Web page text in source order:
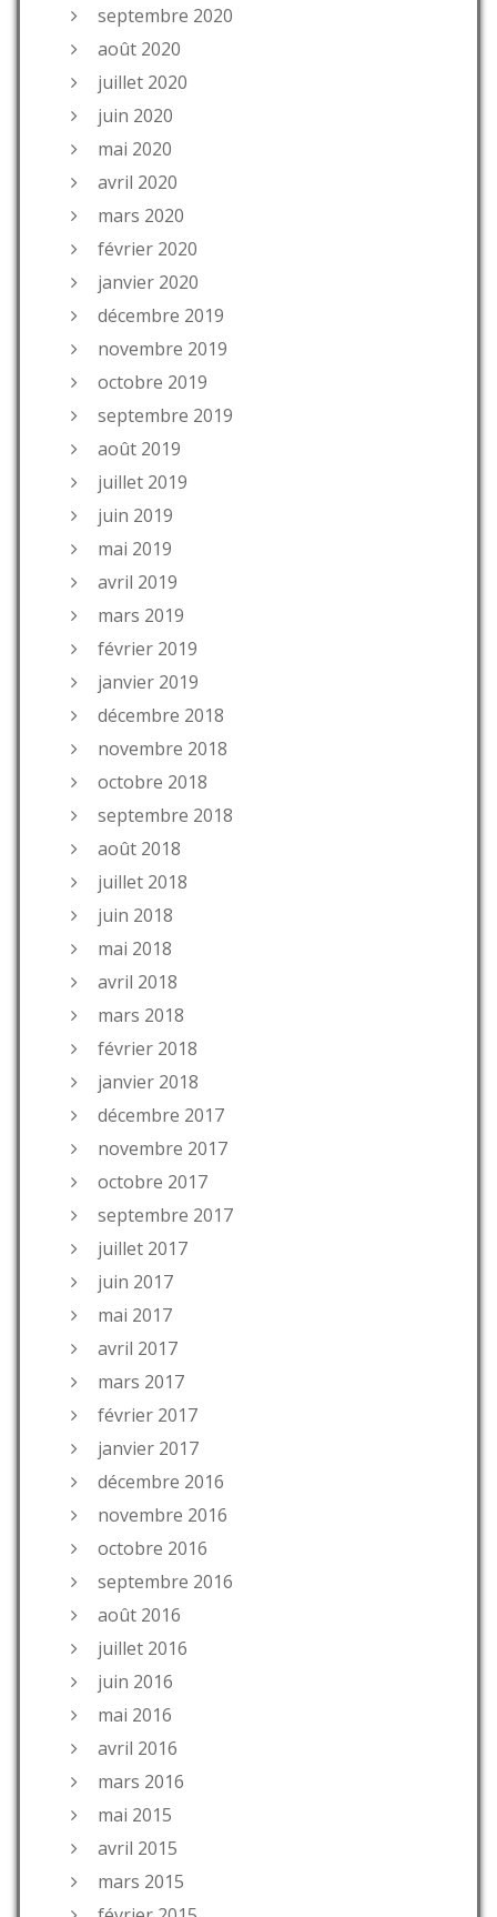
septembre 2020
août 2020
juillet 2020
juin 2020
mai 2020
avril 2020
mars 2020
février 2020
janvier 2020
décembre 2019
novembre 2019
octobre 2019
septembre 2019
août 2019
juillet 2019
juin 2019
mai 2019
avril 2019
mars 2019
février 2019
janvier 2019
décembre 2018
novembre 2018
octobre 2018
septembre 2018
août 2018
juillet 2018
juin 2018
mai 2018
avril 2018
mars 2018
février 2018
janvier 2018
décembre 2017
novembre 2017
octobre 2017
septembre 2017
juillet 2017
juin 2017
mai 2017
avril 2017
mars 2017
février 2017
janvier 2017
décembre 2016
novembre 2016
octobre 2016
septembre 2016
août 2016
juillet 2016
juin 2016
mai 2016
avril 2016
mars 2016
mai 2015
avril 2015
mars 2015